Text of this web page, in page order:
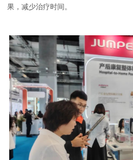
果，减少治疗时间。